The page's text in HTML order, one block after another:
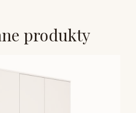
produkty